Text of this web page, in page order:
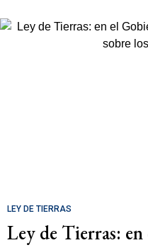
LEY DE TIERRAS
Ley de Tierras: